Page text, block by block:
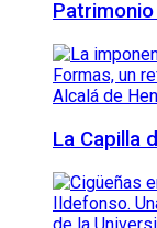
La Capilla